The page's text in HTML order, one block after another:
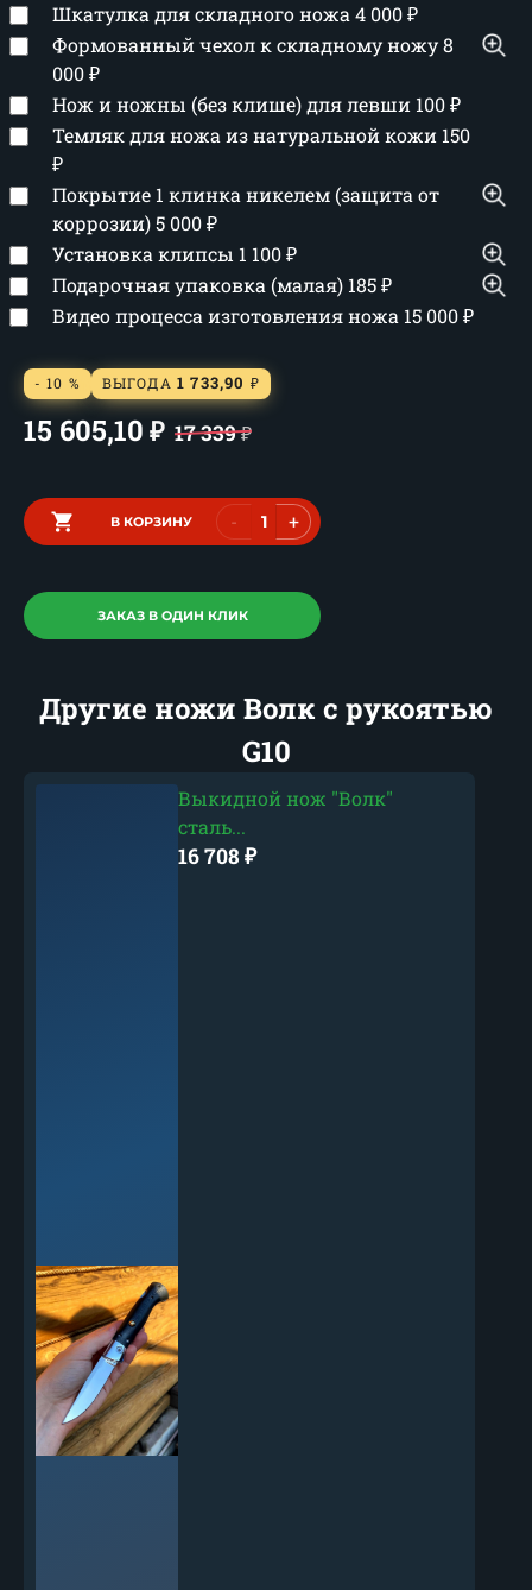
Шкатулка для складного ножа 4 000₽
Формованный чехол к складному ножу8
000₽
Нож и ножны (без клише) для левши 100₽
Темляк для ножа из натуральной кожи 150
₽
Покрытие 1 клинка никелем (защита от
коррозии)5 000₽
Установка клипсы 1 100₽
Подарочная упаковка (малая) 185₽
Видео процесса изготовления ножа 15 000₽
- 10 % ВЫГОДА 1 733,90 ₽
15 605,10 ₽ 17 339₽
В КОРЗИНУ - +
ЗАКАЗ В ОДИН КЛИК
Другие ножи Волк с рукоятью
G10
Выкидной нож "Волк"
сталь...
16 708 ₽